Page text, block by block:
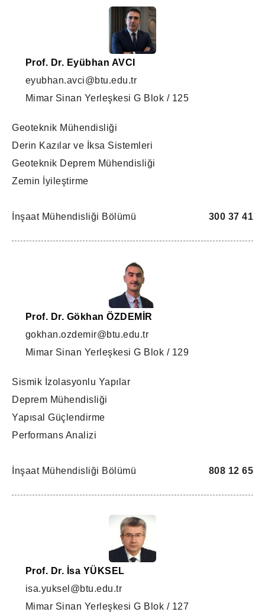
Prof. Dr. Eyübhan AVCI
eyubhan.avci@btu.edu.tr
Mimar Sinan Yerleşkesi G Blok / 125
Geoteknik Mühendisliği
Derin Kazılar ve İksa Sistemleri
Geoteknik Deprem Mühendisliği
Zemin İyileştirme
300 37 41
İnşaat Mühendisliği Bölümü
Prof. Dr. Gökhan ÖZDEMİR
gokhan.ozdemir@btu.edu.tr
Mimar Sinan Yerleşkesi G Blok / 129
Sismik İzolasyonlu Yapılar
Deprem Mühendisliği
Yapısal Güçlendirme
Performans Analizi
808 12 65
İnşaat Mühendisliği Bölümü
Prof. Dr. İsa YÜKSEL
isa.yuksel@btu.edu.tr
Mimar Sinan Yerleşkesi G Blok / 127